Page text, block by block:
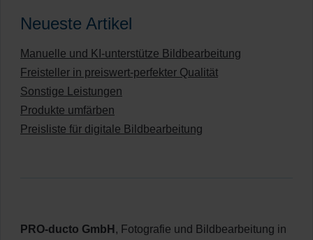
Neueste Artikel
Manuelle und KI-unterstütze Bildbearbeitung
Freisteller in preiswert-perfekter Qualität
Sonstige Leistungen
Produkte umfärben
Preisliste für digitale Bildbearbeitung
PRO-ducto GmbH , Fotografie und Bildbearbeitung in